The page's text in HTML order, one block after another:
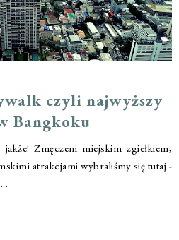
czyli najwyższy
Bangkoku
Zmęczeni miejskim zgiełkiem,
atrakcjami wybraliśmy się tutaj -